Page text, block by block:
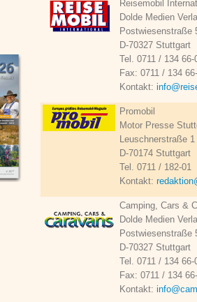
Reisemobil
Dolde Medien
Postwiesenstraße
D-70327 Stuttgart
Tel. 0711 / 134 66-
Fax: 0711 / 134
Kontakt:
Promobil
Motor Presse
Leuschnerstraße 1
D-70174 Stuttgart
Tel. 0711 / 182-01
Kontakt:
Camping, Cars &
Dolde Medien
Postwiesenstraße
D-70327 Stuttgart
Tel. 0711 / 134 66-
Fax: 0711 / 134
Kontakt: